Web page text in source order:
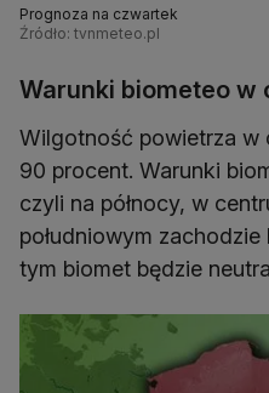
Prognoza na czwartek
Źródło: tvnmeteo.pl
Warunki biometeo w
Wilgotność powietrza w
90 procent. Warunki
czyli na północy, w
południowym
tym biomet będzie